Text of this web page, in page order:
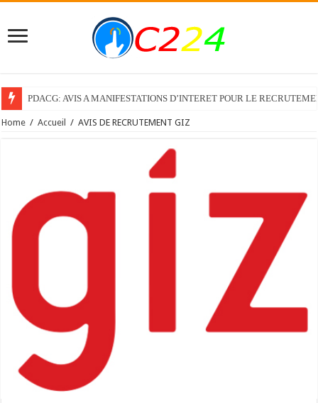
PDACG: AVIS A MANIFESTATIONS D’INTERET POUR LE
Home / Accueil / AVIS DE RECRUTEMENT GIZ